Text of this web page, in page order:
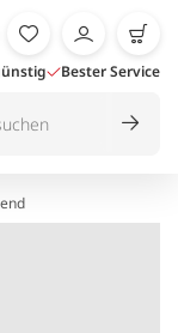
Bester Service